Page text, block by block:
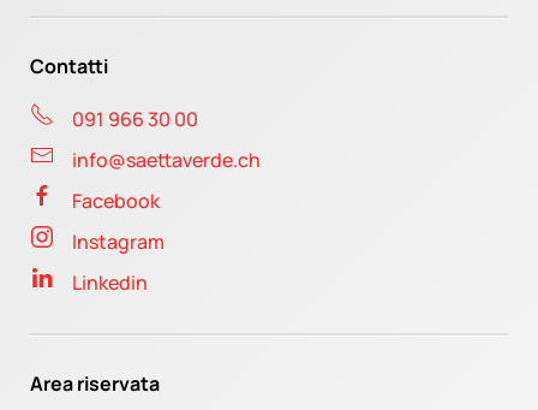
Contatti
091 966 30 00
info@saettaverde.ch
Facebook
Instagram
Linkedin
Area riservata